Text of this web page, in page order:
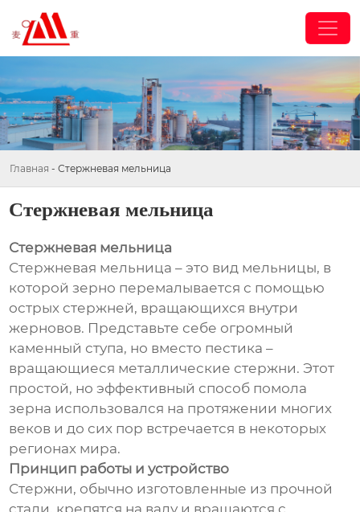
Главная - Стержневая мельница
Стержневая мельница
Стержневая мельница
Стержневая мельница – это вид мельницы, в
которой зерно перемалывается с помощью
острых стержней, вращающихся внутри
жерновов. Представьте себе огромный
каменный ступа, но вместо пестика –
вращающиеся металлические стержни. Этот
простой, но эффективный способ помола
зерна использовался на протяжении многих
веков и до сих пор встречается в некоторых
регионах мира.
Принцип работы и устройство
Стержни, обычно изготовленные из прочной